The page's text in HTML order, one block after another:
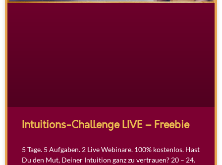
Intuitions-Challenge LIVE – Freebie
5 Tage. 5 Aufgaben. 2 Live Webinare. 100% kostenlos. Hast
Du den Mut, Deiner Intuition ganz zu vertrauen? 20 – 24.